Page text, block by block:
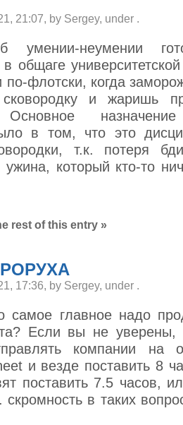
21:07, by Sergey, under .
умении-неумении
общаге
флотски, когда
и жаришь
назначение
в том, что это
т.к. потеря
ужина, который кто-то
rest of this entry »
17:36, by Sergey, under .
самое главное надо
Если вы не уверены,
компании на
и везде поставить 8
поставить 7.5 часов,
скромность в таких